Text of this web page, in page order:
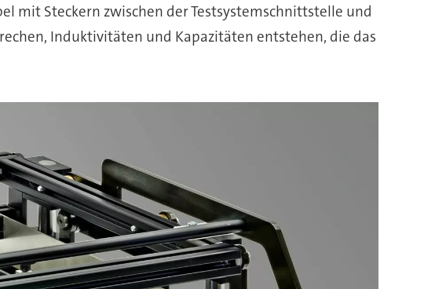
mit Steckern zwischen der Testsystemschnittstelle und
Induktivitäten und Kapazitäten entstehen, die das